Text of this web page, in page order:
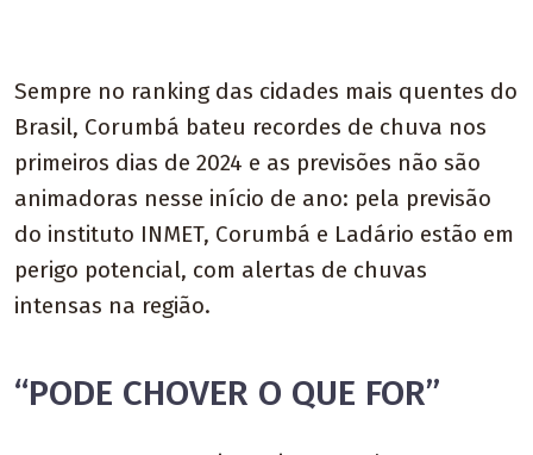
Sempre no ranking das cidades mais quentes do
Brasil, Corumbá bateu recordes de chuva nos
primeiros dias de 2024 e as previsões não são
animadoras nesse início de ano: pela previsão
do instituto INMET, Corumbá e Ladário estão em
perigo potencial, com alertas de chuvas
intensas na região.
“PODE CHOVER O QUE FOR”